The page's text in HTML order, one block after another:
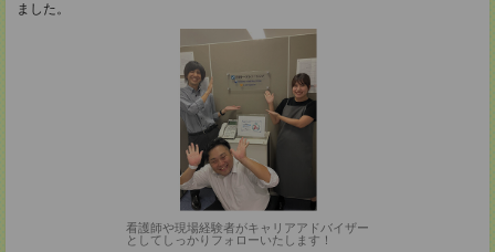
ました。
看護師や現場経験者がキャリアアドバイザー
としてしっかりフォローいたします！